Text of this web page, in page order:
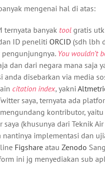
mengenai hal di atas:
ternyata banyak tool gratis
ID peneliti ORCID (sdh lbh
pengunjungnya. You wouldn’t
dan dari negara mana saja
anda disebarkan via media
citation index, yakni
saya, ternyata ada
kontributor, yaitu
saya (khusunya dari Teknik
implementasi dan
Figshare atau Zenodo
ini jg menyediakan sub